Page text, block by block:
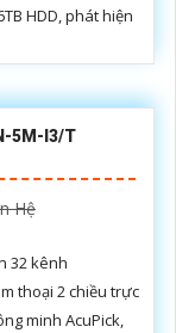
HDD, phát hiện
5M-I3/T
Hệ
32 kênh
thoại 2 chiều trực
minh AcuPick,